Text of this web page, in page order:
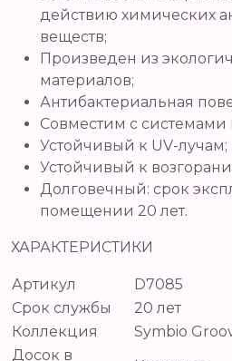
действию химических
веществ;
Произведен из
материалов;
Антибактериальная
Совместим с системами
Устойчивый к UV-лучам;
Устойчивый к
Долговечный: срок
помещении 20 лет.
ХАРАКТЕРИСТИКИ
Артикул
D7085
Срок службы
20 лет
Коллекция
Symbio
Досок в